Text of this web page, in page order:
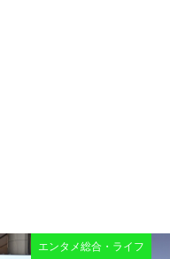
エンタメ総合・ライフ